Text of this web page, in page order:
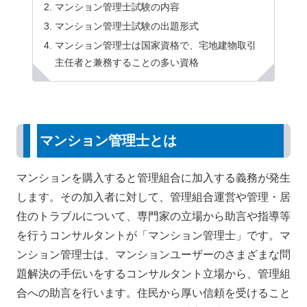
マンション管理士試験の内容
マンション管理士試験の出題形式
マンション管理士は国家資格で、宅地建物取引
主任者と兼務することの多い資格
マンション管理士とは
マンションを購入すると管理組合に加入する義務が発生
します。その加入者に対して、管理組合運営や管理・居
住のトラブルについて、専門家の立場から助言や指導等
を行うコンサルタントが「マンション管理士」です。マ
ンション管理士は、マンションユーザーのさまざまな問
題解決の手伝いをするコンサルタント立場から、管理組
合への助言を行います。住民から厚い信頼を受けること